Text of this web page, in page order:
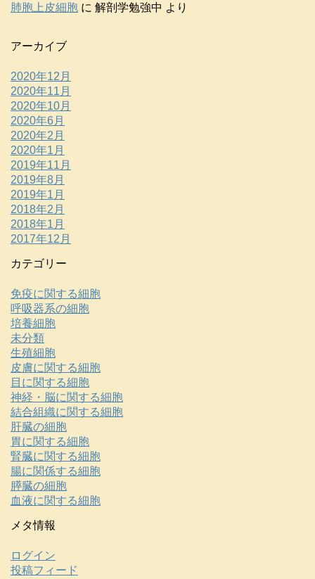
肺胞上皮細胞 に 解剖学勉強中 より
アーカイブ
2020年12月
2020年11月
2020年10月
2020年6月
2020年2月
2020年1月
2019年11月
2019年8月
2019年1月
2018年2月
2018年1月
2017年12月
カテゴリー
免疫に関する細胞
呼吸器系の細胞
培養細胞
未分類
生殖細胞
皮膚に関する細胞
目に関する細胞
神経・脳に関する細胞
結合組織に関する細胞
肝臓の細胞
胃に関する細胞
腎臓に関する細胞
腸に関係する細胞
膵臓の細胞
血液に関する細胞
メタ情報
ログイン
投稿フィード